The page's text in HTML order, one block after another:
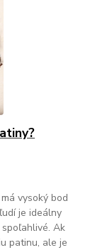
vysoký bod
je ideálny
Ak
patinu, ale je